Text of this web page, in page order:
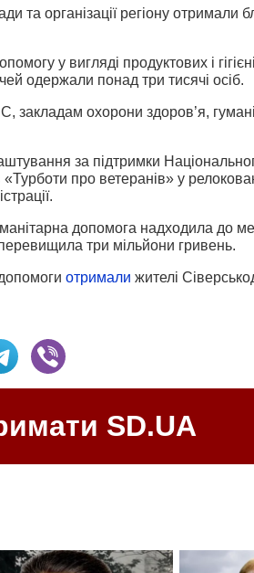
та організації регіону отримали
у вигляді продуктових і
одержали понад три тисячі осіб.
закладам охорони здоров’я,
за підтримки
«Турботи про ветеранів» у
допомога надходила до
три мільйони гривень.
отримали жителі
SD.UA